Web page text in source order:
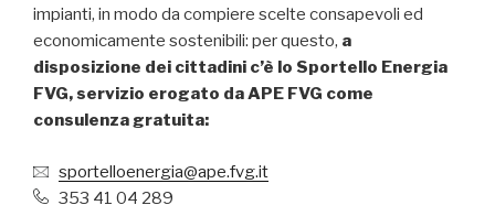
impianti, in modo da compiere scelte consapevoli ed
economicamente sostenibili: per questo, a
disposizione dei cittadini c’è lo Sportello Energia
FVG, servizio erogato da APE FVG come
consulenza gratuita:
sportelloenergia@ape.fvg.it
353 41 04 289